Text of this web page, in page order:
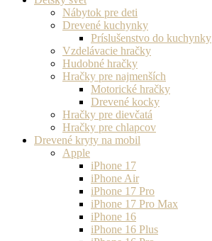
Nábytok pre deti
Drevené kuchynky
Príslušenstvo do kuchynky
Vzdelávacie hračky
Hudobné hračky
Hračky pre najmenších
Motorické hračky
Drevené kocky
Hračky pre dievčatá
Hračky pre chlapcov
Drevené kryty na mobil
Apple
iPhone 17
iPhone Air
iPhone 17 Pro
iPhone 17 Pro Max
iPhone 16
iPhone 16 Plus